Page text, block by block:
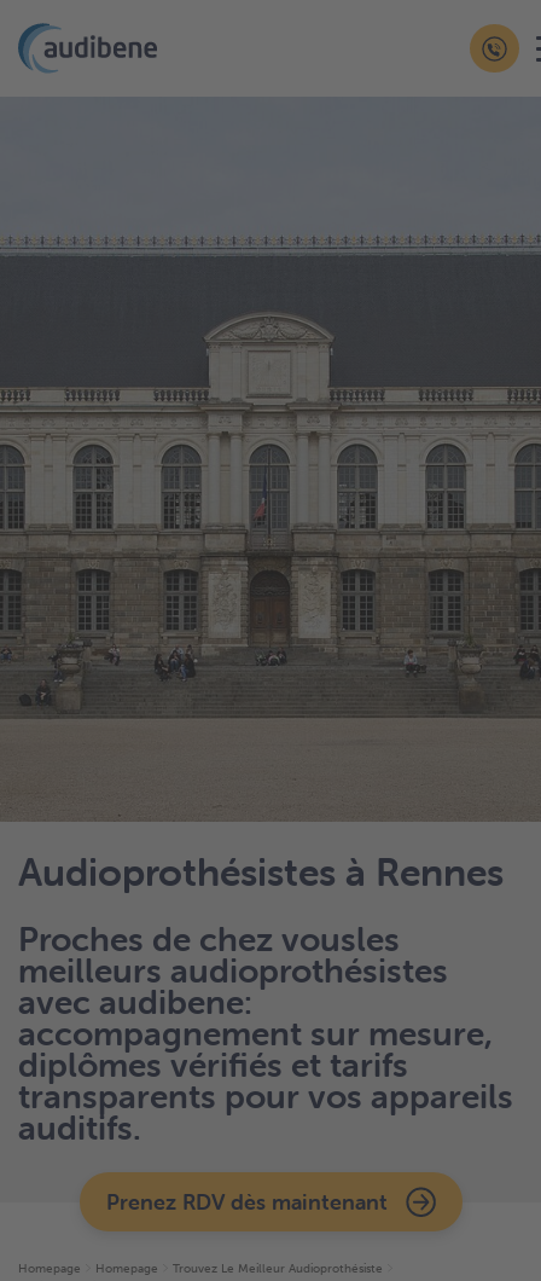
Audioprothésistes à Rennes
Proches de chez vousles
meilleurs audioprothésistes
avec audibene:
accompagnement sur mesure,
diplômes vérifiés et tarifs
transparents pour vos appareils
auditifs.
Prenez RDV dès maintenant
Homepage Homepage
Trouvez Le Meilleur Audioprothésiste